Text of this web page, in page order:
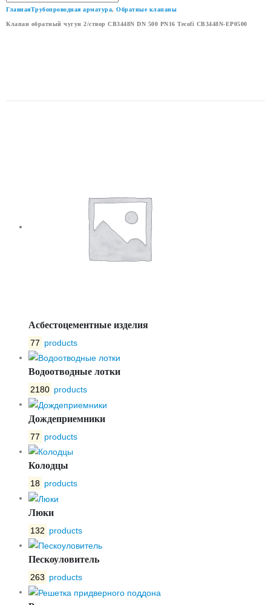
ГлавнаяТрубопроводная арматура, Обратные клапаны
Клапан обратный чугун 2/створ CB3448N DN 500 PN16 Tecofi CB3448N-EP0500
Асбестоцементные изделия
77 products
Водоотводные лотки
2180 products
Дождеприемники
77 products
Колодцы
18 products
Люки
132 products
Пескоуловитель
263 products